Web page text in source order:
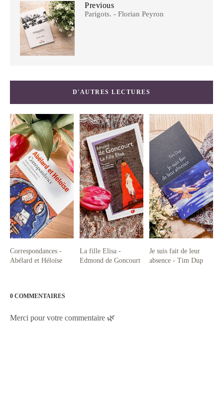
Previous
Parigots. - Florian Peyron
D'AUTRES LECTURES
Correspondances -
Abélard et Héloïse
La fille Elisa -
Edmond de Goncourt
Je suis fait de leur
absence - Tim Dup
0 COMMENTAIRES
Merci pour votre commentaire 🌿